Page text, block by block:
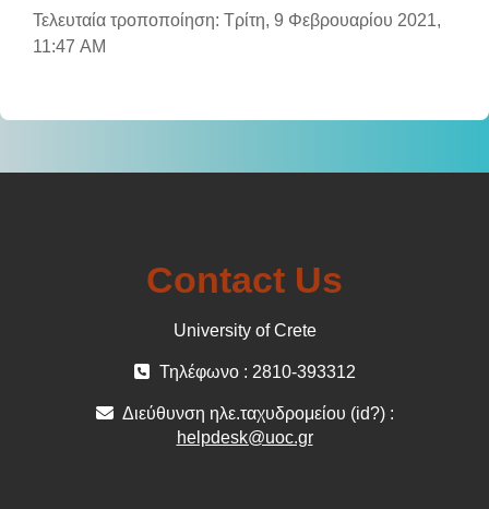
Τελευταία τροποποίηση: Τρίτη, 9 Φεβρουαρίου 2021,
11:47 AM
Contact Us
University of Crete
Τηλέφωνο : 2810-393312
Διεύθυνση ηλε.ταχυδρομείου (id?) :
helpdesk@uoc.gr